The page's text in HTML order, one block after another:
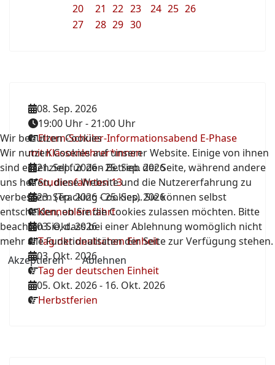
20
21 22 23 24 25 26
27
28 29 30
08. Sep. 2026
19:00 Uhr-21:00 Uhr
Eltern-Schüler-Informationsabend E-Phase
mit Klassenlehrer*innen
21. Sep. 2026-25. Sep. 2026
Studienfahrten 13
23. Sep. 2026-25. Sep. 2026
Kennenlernfahrt
03. Okt. 2026
Tag der deutschen Einheit
03. Okt. 2026
Tag der deutschen Einheit
05. Okt. 2026- 16. Okt. 2026
Herbstferien
Wir benutzen Cookies
Wir nutzen Cookies auf unserer Website. Einige von ihnen
sind essenziell für den Betrieb der Seite, während andere
uns helfen, diese Website und die Nutzererfahrung zu
verbessern (Tracking Cookies). Sie können selbst
entscheiden, ob Sie die Cookies zulassen möchten. Bitte
beachten Sie, dass bei einer Ablehnung womöglich nicht
mehr alle Funktionalitäten der Seite zur Verfügung stehen.
Akzeptieren
Ablehnen